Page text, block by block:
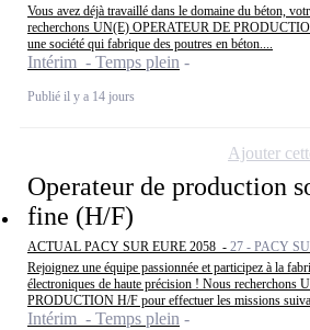
Vous avez déjà travaillé dans le domaine du béton,
recherchons UN(E) OPERATEUR DE
une société qui fabrique des poutres en béton....
Intérim - Temps plein
Publié il y a 14 jours
Operateur de production
fine (H/F)
ACTUAL PACY SUR EURE 2058 - 27 - PACY
Rejoignez une équipe passionnée et participez à la
électroniques de haute précision ! Nous recherchons
PRODUCTION H/F pour effectuer les missions
Intérim - Temps plein
Ajouter